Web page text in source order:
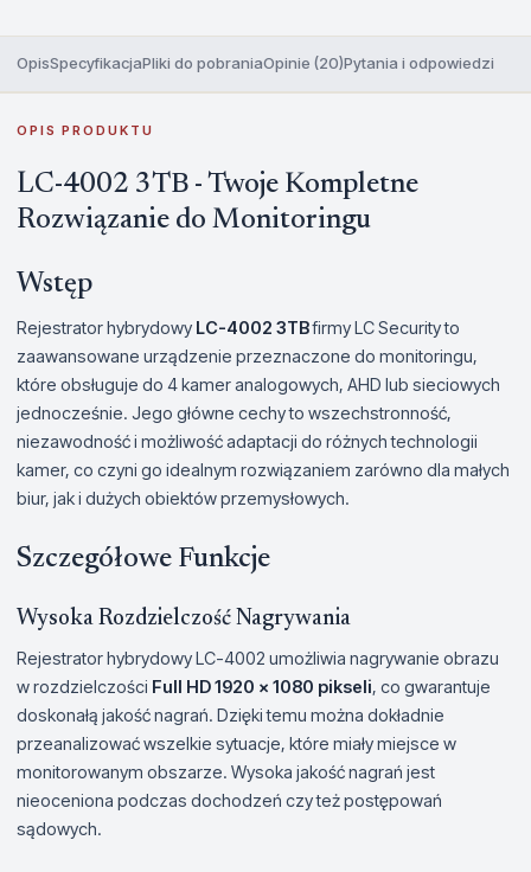
OpisSpecyfikacjaPliki do pobraniaOpinie (20)Pytania i odpowiedzi
OPIS PRODUKTU
LC-4002 3TB - Twoje Kompletne
Rozwiązanie do Monitoringu
Wstęp
Rejestrator hybrydowy LC-4002 3TBfirmy LC Security to
zaawansowane urządzenie przeznaczone do monitoringu,
które obsługuje do 4 kamer analogowych, AHD lub sieciowych
jednocześnie. Jego główne cechy to wszechstronność,
niezawodność i możliwość adaptacji do różnych technologii
kamer, co czyni go idealnym rozwiązaniem zarówno dla małych
biur, jak i dużych obiektów przemysłowych.
Szczegółowe Funkcje
Wysoka Rozdzielczość Nagrywania
Rejestrator hybrydowy LC-4002 umożliwia nagrywanie obrazu
w rozdzielczości Full HD 1920 x 1080 pikseli, co gwarantuje
doskonałą jakość nagrań. Dzięki temu można dokładnie
przeanalizować wszelkie sytuacje, które miały miejsce w
monitorowanym obszarze. Wysoka jakość nagrań jest
nieoceniona podczas dochodzeń czy też postępowań
sądowych.